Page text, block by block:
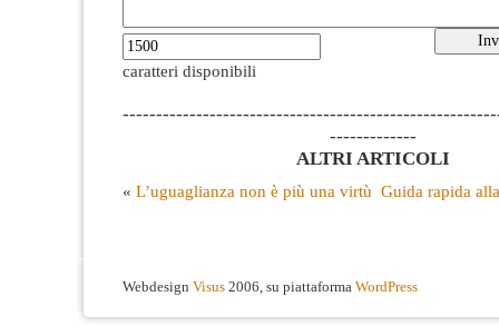
caratteri disponibili
-------------
ALTRI ARTICOLI
« L’uguaglianza non è più una virtù Guida rapida
Webdesign Visus 2006, su piattaforma WordPress